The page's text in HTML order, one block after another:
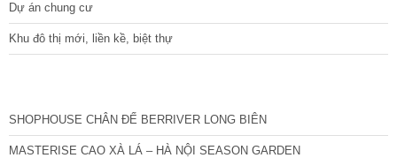
Dự án chung cư
Khu đô thị mới, liền kề, biệt thự
SHOPHOUSE CHÂN ĐẾ BERRIVER LONG BIÊN
MASTERISE CAO XÀ LÁ – HÀ NỘI SEASON GARDEN